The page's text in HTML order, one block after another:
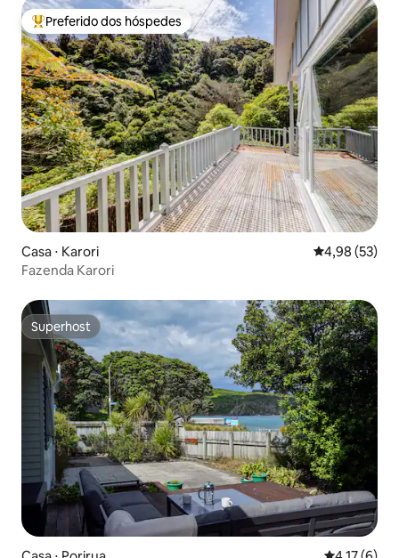
Entre os melhores preferidos dos hóspedes
Preferido dos hóspedes
Casa ⋅ Karori 4,98 de uma
4,98 (53)
Fazenda Karori
Superhost
Superhost